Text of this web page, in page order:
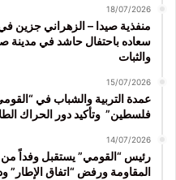
18/07/2026
منفذية صيدا – الزهراني جزين
سعاده باحتفال حاشد في مدينة
والثبات
15/07/2026
عمدة التربية والشباب في
فلسطين” وتأكيد دور الحراك
14/07/2026
رئيس “القومي” يستقبل وفداً من
المقاومة ورفض “اتفاق الإطار”